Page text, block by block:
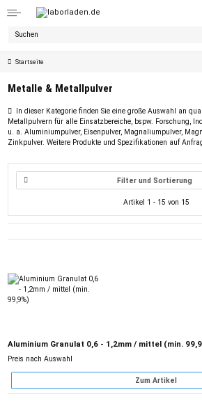
Startseite
Metalle & Metallpulver
In dieser Kategorie finden Sie eine große Auswahl an
Metallpulvern für alle Einsatzbereiche, bspw. Forschung,
u. a. Aluminiumpulver, Eisenpulver, Magnaliumpulver,
Zinkpulver. Weitere Produkte und Spezifikationen auf
Filter und Sortierung
Artikel 1 - 15 von 15
Aluminium Granulat 0,6 - 1,2mm / mittel (min.
Preis nach Auswahl
Zum Artikel